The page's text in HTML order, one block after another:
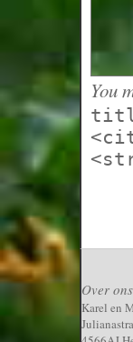
You
Over
Karel en